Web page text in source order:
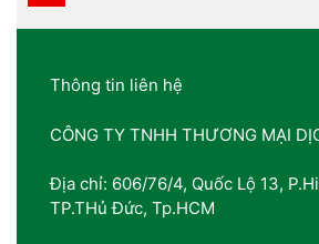
Thông tin liên hệ
CÔNG TY TNHH THƯƠNG MẠI
Địa chỉ: 606/76/4, Quốc Lộ 13,
TP.THủ Đức, Tp.HCM